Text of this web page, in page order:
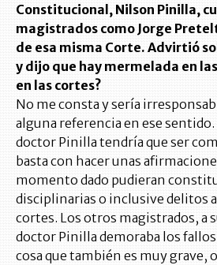
Constitucional, Nilson Pinilla,
magistrados como Jorge
de esa misma Corte. Advirtió
y dijo que hay mermelada en
en las cortes?
No me consta y sería
alguna referencia en ese sentido.
doctor Pinilla tendría que ser
basta con hacer unas
momento dado pudieran
disciplinarias o inclusive delitos
cortes. Los otros magistrados, a
doctor Pinilla demoraba los
cosa que también es muy grave,